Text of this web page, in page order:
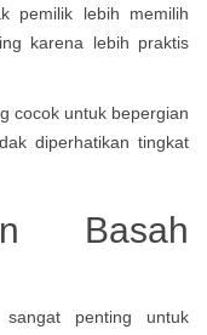
pemilik lebih memilih
karena lebih praktis
Basah
penting untuk